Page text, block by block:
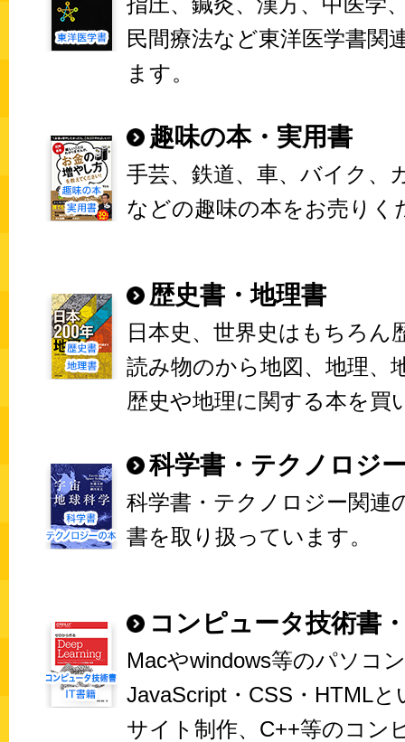
民間療法など東洋医学書関
ます。
趣味の本・実用書
手芸、鉄道、車、バイク、
などの趣味の本をお売りく
歴史書・地理書
日本史、世界史はもちろん
読み物のから地図、地理、
歴史や地理に関する本を買
科学書・テクノロジ
科学書・テクノロジー関連
書を取り扱っています。
コンピュータ技術書
Macやwindows等のパソコ
JavaScript・CSS・HTML
サイト制作、C++等のコン